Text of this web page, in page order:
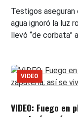
Testigos
agua ignoró la luz
llevó “de corbata”
VIDEO
VIDEO: Fuego